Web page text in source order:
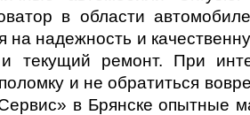
STRATUS
в области
надежность и
текущий ремонт. При
и не обратиться
в Брянске опытные